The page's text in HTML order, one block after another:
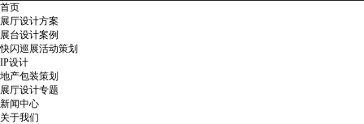
首页
展厅设计方案
展台设计案例
快闪巡展活动策划
IP设计
地产包装策划
展厅设计专题
新闻中心
关于我们